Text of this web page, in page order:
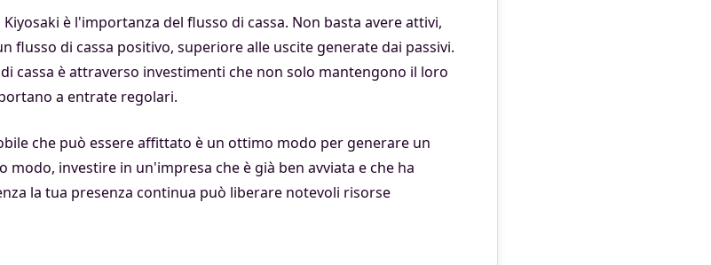
è l'importanza del flusso di cassa. Non basta avere attivi,
flusso di cassa positivo, superiore alle uscite generate dai passivi.
cassa è attraverso investimenti che non solo mantengono il loro
a entrate regolari.
che può essere affittato è un ottimo modo per generare un
modo, investire in un'impresa che è già ben avviata e che ha
la tua presenza continua può liberare notevoli risorse